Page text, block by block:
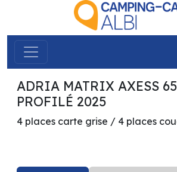
précédent
ADRIA MATRIX AXESS
PROFILÉ 2025
4 places carte grise / 4 places